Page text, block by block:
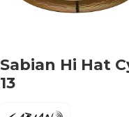
Sabian Hi Hat
13